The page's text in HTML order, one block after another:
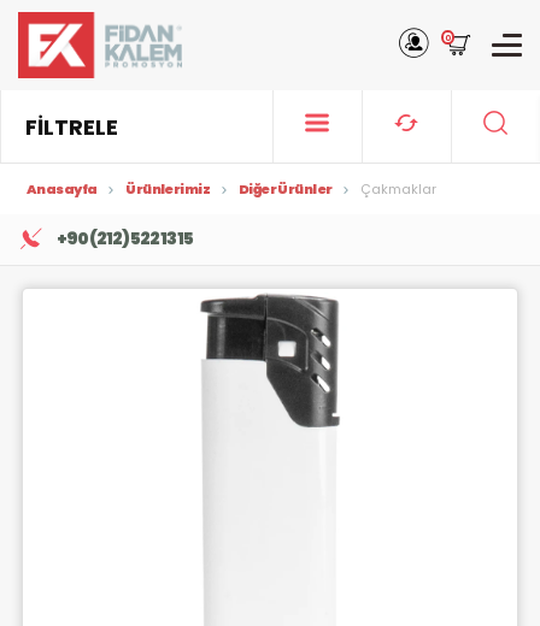
0
FİLTRELE
Anasayfa Ürünlerimiz Diğer Ürünler Çakmaklar
+90 (212) 522 13 15